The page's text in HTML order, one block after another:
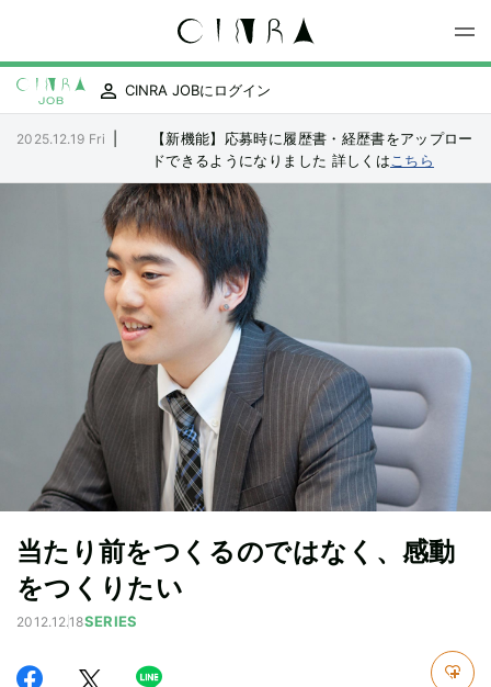
CINRA JOBにログイン
2025.12.19 Fri
【新機能】応募時に履歴書・経歴書をアップロー
ドできるようになりました 詳しくは こちら
当たり前をつくるのではなく、感動
をつくりたい
2012.12.18SERIES